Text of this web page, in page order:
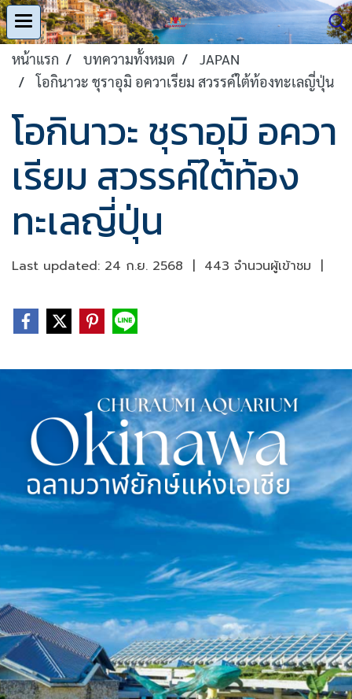
หน้าแรก บทความทั้งหมด
JAPAN
โอกินาวะ ชุราอุมิ อควาเรียม สวรรค์ใต้ท้องทะเลญี่ปุ่น
โอกินาวะ ชุราอุมิ อควา
เรียม สวรรค์ใต้ท้อง
ทะเลญี่ปุ่น
Last updated: 24 ก.ย. 2568 | 443 จำนวนผู้เข้าชม |